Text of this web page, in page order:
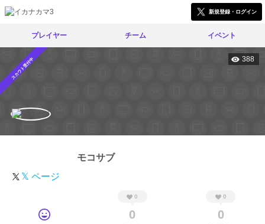
新規登録・ログイン
プレイヤー チーム イベント
スカウト受付中 388
モコサブ
𝕏 ページ
0
0
0
0